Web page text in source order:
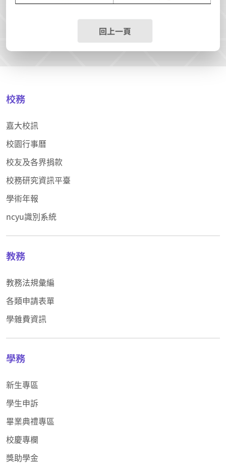
回上一頁
校務
嘉大校訊
校園行事曆
校友及各界捐款
校務研究資訊平臺
學術年報
ncyu識別系統
教務
教務法規彙編
各類申請表單
學雜費資訊
學務
新生專區
學生申訴
畢業典禮專區
校慶專欄
獎助學金